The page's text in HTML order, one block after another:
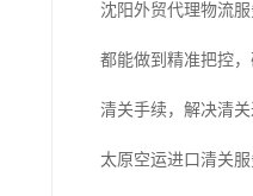
沈阳外贸代理物流
都能做到精准把控
清关手续，解决清
太原空运进口清关